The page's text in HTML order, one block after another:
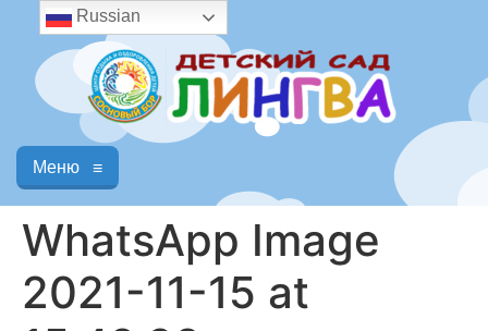
Меню ≡
WhatsApp Image
2021-11-15 at
Russian